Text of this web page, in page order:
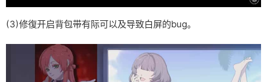
(3)修復开启背包带有际可以及导致白屏的bug。